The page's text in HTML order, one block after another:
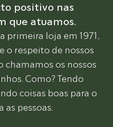
positivo nas
que atuamos.
primeira loja em 1971,
o respeito de nossos
os nossos
Como? Tendo
coisas boas para o
as pessoas.